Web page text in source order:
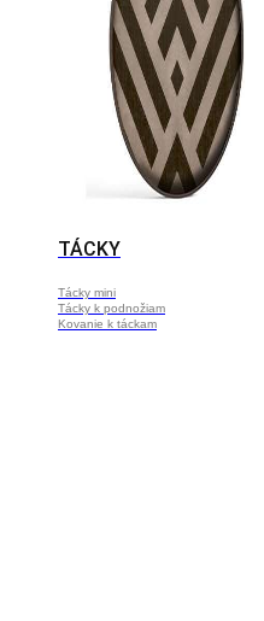
TÁCKY
Tácky mini
Tácky k podnožiam
Kovanie k táckam